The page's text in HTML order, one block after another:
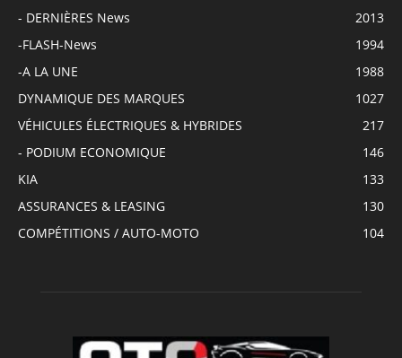
- DERNIÈRES News
2013
-FLASH-News
1994
-A LA UNE
1988
DYNAMIQUE DES MARQUES
1027
VÉHICULES ÉLECTRIQUES & HYBRIDES
217
- PODIUM ECONOMIQUE
146
KIA
133
ASSURANCES & LEASING
130
COMPÉTITIONS / AUTO-MOTO
104